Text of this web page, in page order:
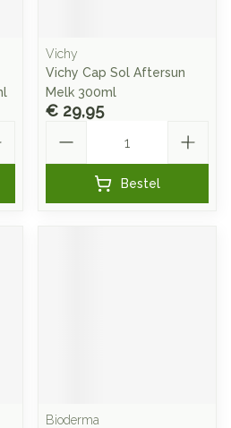
Vichy
Vichy Cap Sol Aftersun
Melk 300ml
€ 29,95
Bestel
Bioderma